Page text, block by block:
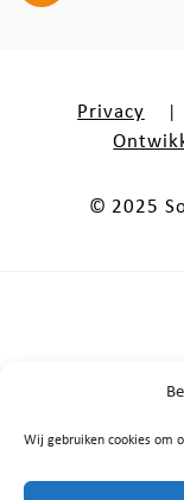
Wij gebruiken cookies om
Privacy
© 2025